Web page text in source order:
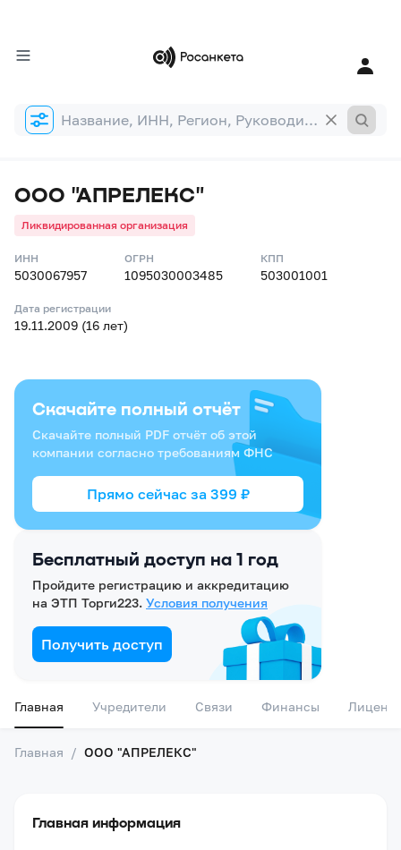
Форма
поиска
ООО "АПРЕЛЕКС"
Ликвидированная организация
ИНН
5030067957
ОГРН
1095030003485
КПП
503001001
Дата регистрации
19.11.2009 (16 лет)
Бесплатный доступ на 1 год
Пройдите регистрацию и аккредитацию
на ЭТП Торги223. Условия получения
Получить доступ
Скачайте полный отчёт
Скачайте полный PDF отчёт об этой
компании согласно требованиям ФНС
Прямо сейчас за 399 ₽
Главная Учредители Связи Финансы
Главная / ООО "АПРЕЛЕКС"
Главная информация